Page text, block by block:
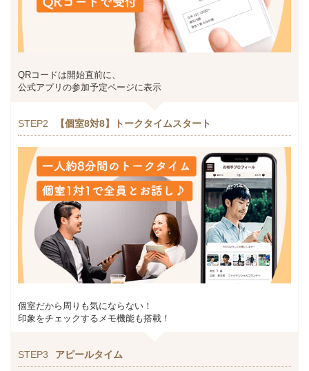
QRコードは開始直前に、
公式アプリの参加予定ページに表示
STEP2 【個室8対8】トークタイムスタート
個室だから周りも気にならない！
印象をチェックするメモ機能も搭載！
STEP3 アピールタイム